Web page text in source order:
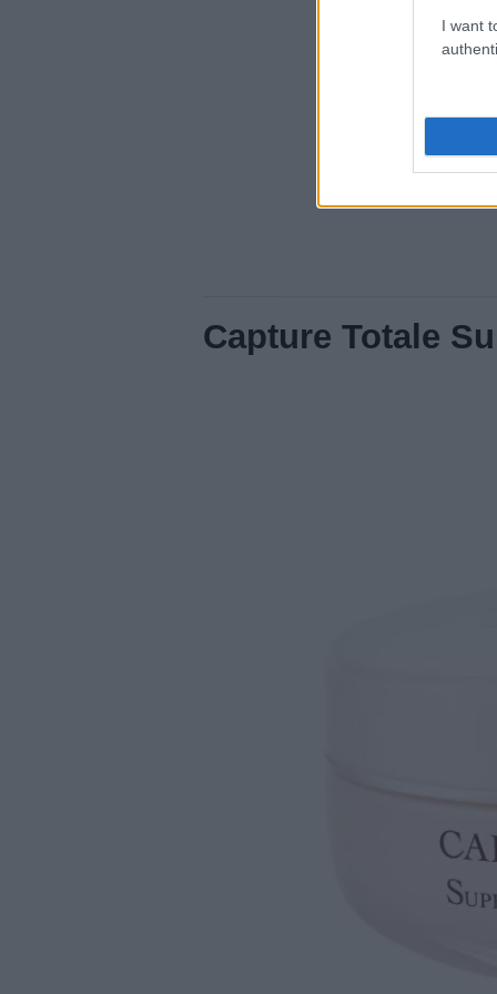
I want
Capture Totale